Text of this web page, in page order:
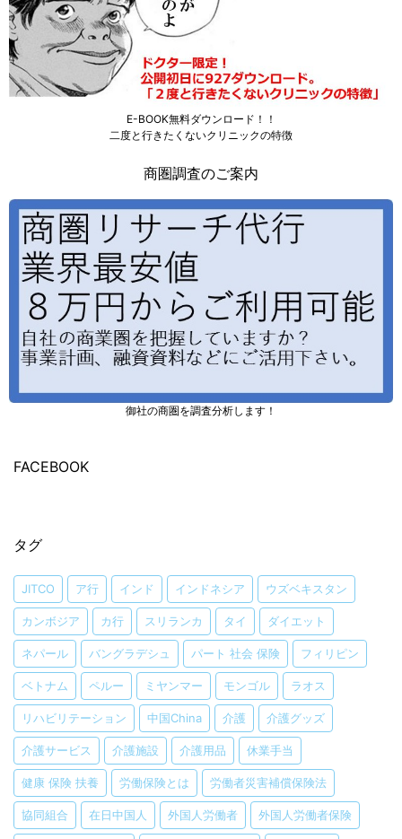
E-BOOK無料ダウンロード！！
二度と行きたくないクリニックの特徴
商圏調査のご案内
御社の商圏を調査分析します！
FACEBOOK
タグ
JITCO ア行 インド インドネシア ウズベキスタン
カンボジア カ行 スリランカ タイ ダイエット
ネパール バングラデシュ パート 社会 保険 フィリピン
ベトナム ペルー ミヤンマー モンゴル ラオス
リハビリテーション 中国China 介護 介護グッズ
介護サービス 介護施設 介護用品 休業手当
健康 保険 扶養 労働保険とは 労働者災害補償保険法
協同組合 在日中国人 外国人労働者 外国人労働者保険